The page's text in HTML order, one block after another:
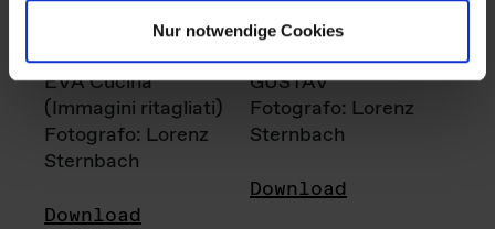
Nur notwendige Cookies
EVA Cucina
(Immagini ritagliati)
Fotografo: Lorenz
Sternbach
Download
GUSTAV
Fotografo: Lorenz
Sternbach
Download